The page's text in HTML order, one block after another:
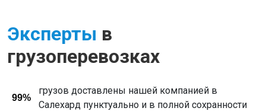
Эксперты в
грузоперевозках
99%
грузов доставлены нашей компанией в
Салехард пунктуально и в полной сохранности